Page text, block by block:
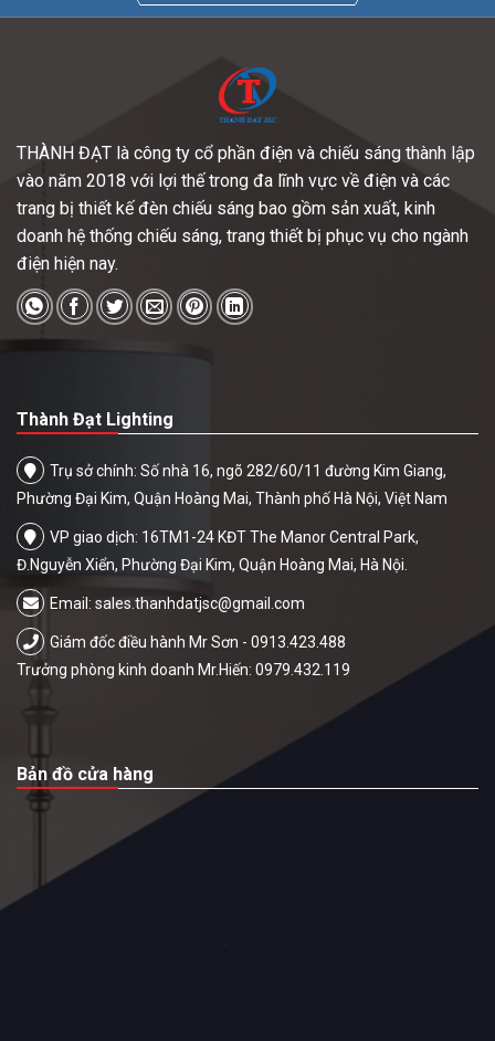
THÀNH ĐẠT là công ty cổ phần điện và chiếu sáng thành lập
vào năm 2018 với lợi thế trong đa lĩnh vực về điện và các
trang bị thiết kế đèn chiếu sáng bao gồm sản xuất, kinh
doanh hệ thống chiếu sáng, trang thiết bị phục vụ cho ngành
điện hiện nay.
Thành Đạt Lighting
Trụ sở chính: Số nhà 16, ngõ 282/60/11 đường Kim Giang,
Phường Đại Kim, Quận Hoàng Mai, Thành phố Hà Nội, Việt Nam
VP giao dịch: 16TM1-24 KĐT The Manor Central Park,
Đ.Nguyễn Xiển, Phường Đại Kim, Quận Hoàng Mai, Hà Nội.
Email: sales.thanhdatjsc@gmail.com
Giám đốc điều hành Mr Sơn - 0913.423.488
Trưởng phòng kinh doanh Mr.Hiến: 0979.432.119
Bản đồ cửa hàng